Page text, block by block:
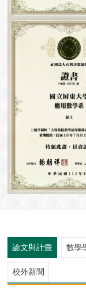
論文與計畫 數學
校外新聞